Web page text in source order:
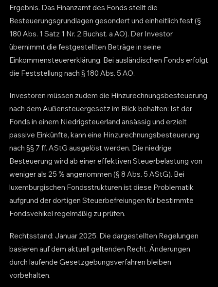
Ergebnis. Das Finanzamt des Fonds stellt die
Besteuerungsgrundlagen gesondert und einheitlich fest (§
180 Abs. 1 Satz 1 Nr. 2 Buchst. a AO). Der Investor
übernimmt die festgestellten Beträge in seine
Einkommensteuererklärung. Bei ausländischen Fonds erfolgt
die Feststellung nach § 180 Abs. 5 AO.
Investoren müssen zudem die Hinzurechnungsbesteuerung
nach dem Außensteuergesetz im Blick behalten: Ist der
Fonds in einem Niedrigsteuerland ansässig und erzielt
passive Einkünfte, kann eine Hinzurechnungsbesteuerung
nach §§ 7 ff. AStG ausgelöst werden. Die niedrige
Besteuerung wird ab einer effektiven Steuerbelastung von
weniger als 25 % angenommen (§ 8 Abs. 5 AStG). Bei
luxemburgischen Fondsstrukturen ist diese Problematik
aufgrund der dortigen Steuerbefreiungen für bestimmte
Fondsvehikel regelmäßig zu prüfen.
Rechtsstand: Januar 2025. Die dargestellten Regelungen
basieren auf dem aktuell geltenden Recht. Änderungen
durch laufende Gesetzgebungsverfahren bleiben
vorbehalten.